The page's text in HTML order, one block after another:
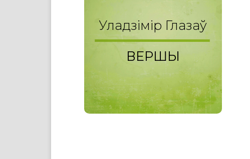
Уладзімір Глазаў
ВЕРШЫ